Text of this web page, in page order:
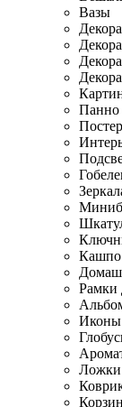
Вазы
Панно
Кашпо
Рамки
Иконы
Ложки